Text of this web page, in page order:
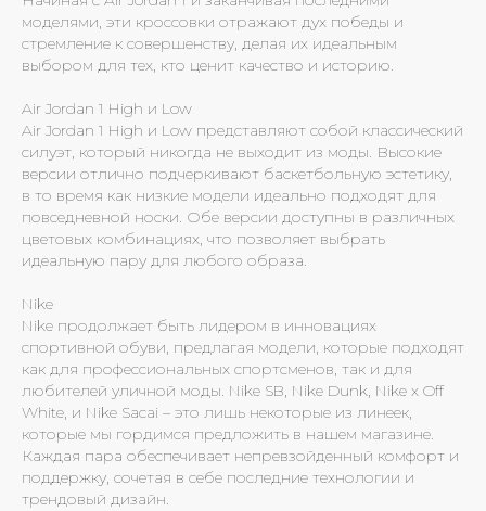
моделями, эти кроссовки отражают дух победы и
стремление к совершенству, делая их идеальным
выбором для тех, кто ценит качество и историю.
Air Jordan 1 High и Low
Air Jordan 1 High и Low представляют собой классический
силуэт, который никогда не выходит из моды. Высокие
версии отлично подчеркивают баскетбольную эстетику,
в то время как низкие модели идеально подходят для
повседневной носки. Обе версии доступны в различных
цветовых комбинациях, что позволяет выбрать
идеальную пару для любого образа.
Nike
Nike продолжает быть лидером в инновациях
спортивной обуви, предлагая модели, которые подходят
как для профессиональных спортсменов, так и для
любителей уличной моды. Nike SB, Nike Dunk, Nike x Off
White, и Nike Sacai – это лишь некоторые из линеек,
которые мы гордимся предложить в нашем магазине.
Каждая пара обеспечивает непревзойденный комфорт и
поддержку, сочетая в себе последние технологии и
трендовый дизайн.